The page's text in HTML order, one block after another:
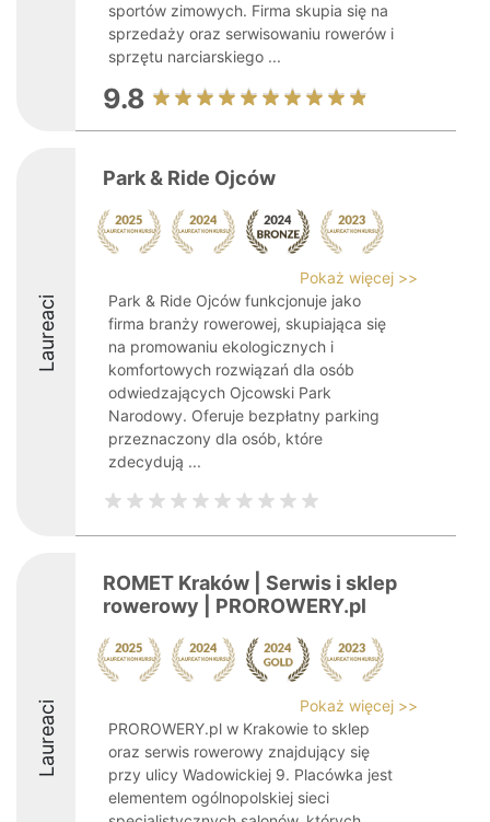
sportów zimowych. Firma skupia się na
sprzedaży oraz serwisowaniu rowerów i
sprzętu narciarskiego ...
9.8
Laureaci
Park & Ride Ojców
Pokaż więcej >>
Park & Ride Ojców funkcjonuje jako
firma branży rowerowej, skupiająca się
na promowaniu ekologicznych i
komfortowych rozwiązań dla osób
odwiedzających Ojcowski Park
Narodowy. Oferuje bezpłatny parking
przeznaczony dla osób, które
zdecydują ...
Laureaci
ROMET Kraków | Serwis i sklep
rowerowy | PROROWERY.pl
Pokaż więcej >>
PROROWERY.pl w Krakowie to sklep
oraz serwis rowerowy znajdujący się
przy ulicy Wadowickiej 9. Placówka jest
elementem ogólnopolskiej sieci